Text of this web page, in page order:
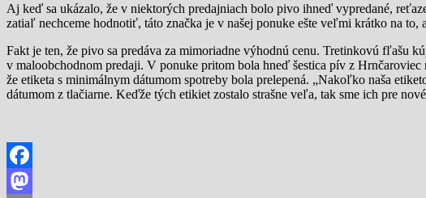
Aj keď sa ukázalo, že v niektorých predajniach bolo pivo ihneď vypredané,
zatiaľ nechceme hodnotiť, táto značka je v našej ponuke ešte veľmi krátko na to,
Fakt je ten, že pivo sa predáva za mimoriadne výhodnú cenu. Tretinkovú fľašu
v maloobchodnom predaji. V ponuke pritom bola hneď šestica pív z
že etiketa s minimálnym dátumom spotreby bola prelepená. „Nakoľko naša
dátumom z tlačiarne. Keďže tých etikiet zostalo strašne veľa, tak sme ich pre
Facebook